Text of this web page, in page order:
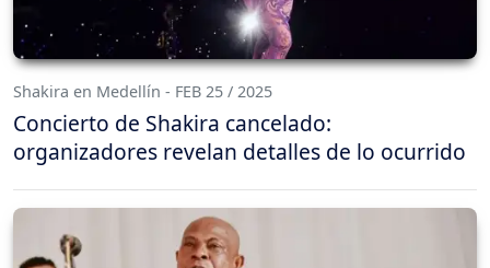
Shakira en Medellín - FEB 25 / 2025
Concierto de Shakira cancelado:
organizadores revelan detalles de lo ocurrido